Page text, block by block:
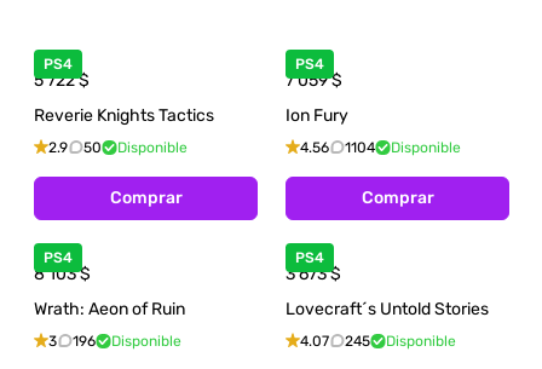
PS4
5 722$
Reverie Knights Tactics
2.9 50 Disponible
Comprar
PS4
7 059$
Ion Fury
4.56 1104 Disponible
Comprar
PS4
8 103$
Wrath: Aeon of Ruin
3 196 Disponible
PS4
3 673$
Lovecraft´s Untold Stories
4.07 245 Disponible